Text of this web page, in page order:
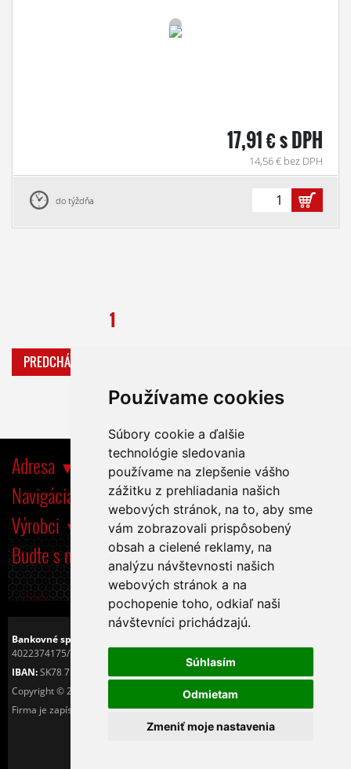
Používame cookies
Súbory cookie a ďalšie
technológie sledovania
používame na zlepšenie vášho
zážitku z prehliadania našich
webových stránok, na to, aby sme
vám zobrazovali prispôsobený
obsah a cielené reklamy, na
analýzu návštevnosti našich
webových stránok a na
pochopenie toho, odkiaľ naši
návštevníci prichádzajú.
Súhlasím
Odmietam
Zmeniť moje nastavenia
17,91 € s DPH
14,56 € bez DPH
do týždňa
PREDCHÁDZAJÚCA
1
Adresa
Navigácia
Výrobci
Buďte s nami tiež na
Bankovné spojenie:
4022374175/7500
IBAN:SK78 7500 0000 0040 2237 4175
Copyright © 2016
Firma je zapísaná v OR Okresného sůdu v Košiciach I. pod číslom 25425/V.